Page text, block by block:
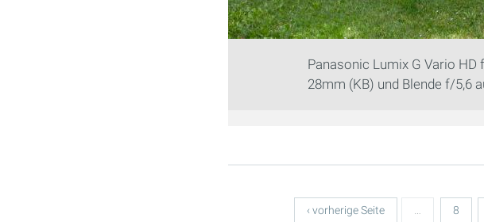
Panasonic Lumix G Vario
28mm (KB) und Blende f/5,6
Seiten
‹ vorherige Seite … 8